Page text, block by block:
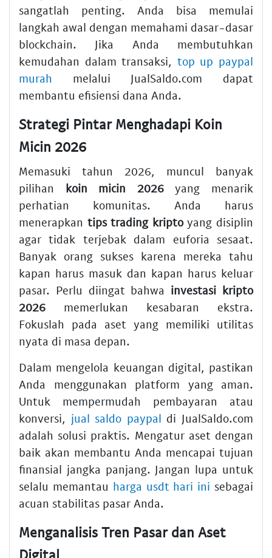
sangatlah penting. Anda bisa memulai
langkah awal dengan memahami dasar-dasar
blockchain. Jika Anda membutuhkan
kemudahan dalam transaksi, top up paypal
murah melalui JualSaldo.com dapat
membantu efisiensi dana Anda.
Strategi Pintar Menghadapi Koin
Micin 2026
Memasuki tahun 2026, muncul banyak
pilihan koin micin 2026yang menarik
perhatian komunitas. Anda harus
menerapkan tips trading kriptoyang disiplin
agar tidak terjebak dalam euforia sesaat.
Banyak orang sukses karena mereka tahu
kapan harus masuk dan kapan harus keluar
pasar. Perlu diingat bahwa investasi kripto
2026 memerlukan kesabaran ekstra.
Fokuslah pada aset yang memiliki utilitas
nyata di masa depan.
Dalam mengelola keuangan digital, pastikan
Anda menggunakan platform yang aman.
Untuk mempermudah pembayaran atau
konversi, jual saldo paypal di JualSaldo.com
adalah solusi praktis. Mengatur aset dengan
baik akan membantu Anda mencapai tujuan
finansial jangka panjang. Jangan lupa untuk
selalu memantau harga usdt hari ini sebagai
acuan stabilitas pasar Anda.
Menganalisis Tren Pasar dan Aset
Digital